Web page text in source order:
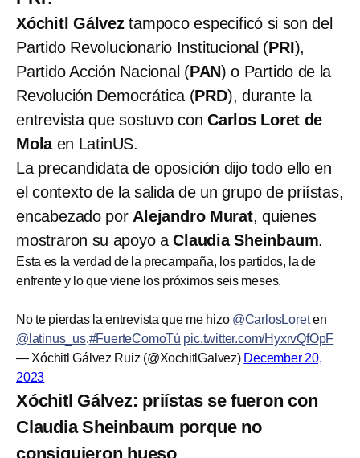
Xóchitl Gálveztampoco especificó si son del
Partido Revolucionario Institucional (PRI),
Partido Acción Nacional (PAN) o Partido de la
Revolución Democrática (PRD), durante la
entrevista que sostuvo conCarlos Loret de
Mola en LatinUS.
La precandidata de oposición dijo todo ello en
el contexto de la salida de un grupo de priístas,
encabezado por Alejandro Murat, quienes
mostraron su apoyo aClaudia Sheinbaum.
Esta es la verdad de la precampaña, los partidos, la de
enfrente y lo que viene los próximos seis meses.
No te pierdas la entrevista que me hizo @CarlosLoreten
@latinus_us.#FuerteComoTú pic.twitter.com/HyxrvQfOpF
— Xóchitl Gálvez Ruiz (@XochitlGalvez) December 20,
2023
Xóchitl Gálvez: priístas se fueron con
Claudia Sheinbaum porque no
consiguieron hueso